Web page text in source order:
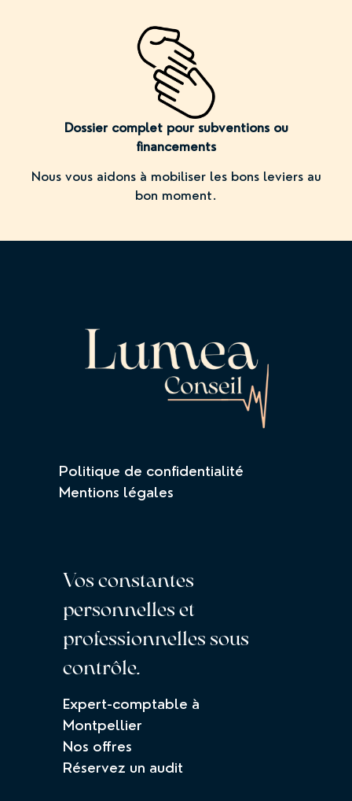
Dossier complet pour subventions ou
financements
Nous vous aidons à mobiliser les bons leviers au
bon moment.
Politique de confidentialité
Mentions légales
Vos constantes
personnelles et
professionnelles sous
contrôle.
Expert-comptable à
Montpellier
Nos offres
Réservez un audit